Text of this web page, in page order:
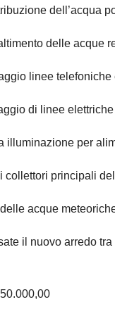
dell’acqua
delle acque
linee telefoniche
di linee elettriche
illuminazione per
principali
acque
il nuovo arredo